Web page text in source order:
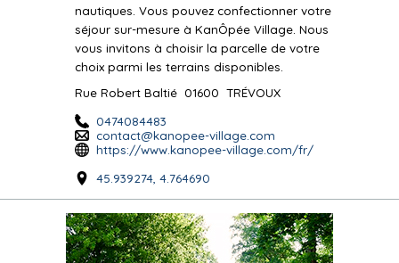
nautiques. Vous pouvez confectionner votre
séjour sur-mesure à KanÔpée Village. Nous
vous invitons à choisir la parcelle de votre
choix parmi les terrains disponibles.
Rue Robert Baltié 01600 TRÉVOUX
0474084483
contact@kanopee-village.com
https://www.kanopee-village.com/fr/
45.939274, 4.764690